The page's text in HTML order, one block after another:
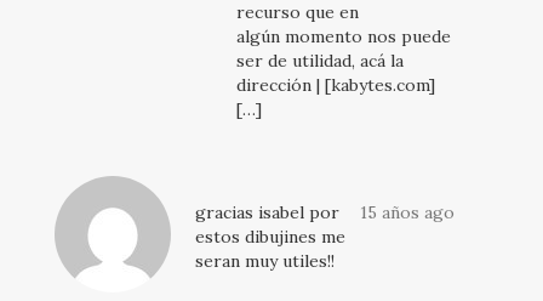
recurso que en
algún momento nos puede
ser de utilidad, acá la
dirección | [kabytes.com]
[…]
15 años ago
gracias isabel por
estos dibujines me
seran muy utiles!!